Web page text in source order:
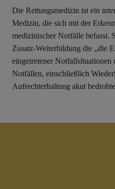
Die Rettungsmedizin ist ein
Medizin, die sich mit der
medizinischer Notfälle befasst.
Zusatz-Weiterbildung die „die
eingetretener
Notfällen, einschließlich
Aufrechterhaltung akut